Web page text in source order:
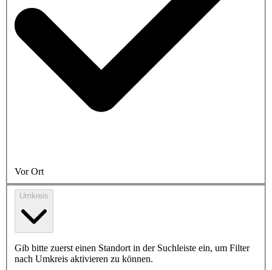
Vor Ort
Umkreis
Gib bitte zuerst einen Standort in der Suchleiste ein, um Filter
nach Umkreis aktivieren zu können.